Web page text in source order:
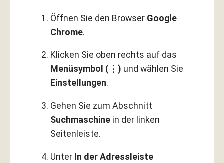
Öffnen Sie den Browser Google
Chrome.
Klicken Sie oben rechts auf das
Menüsymbol (⋮) und wählen Sie
Einstellungen.
Gehen Sie zum Abschnitt
Suchmaschine in der linken
Seitenleiste.
Unter In der Adressleiste